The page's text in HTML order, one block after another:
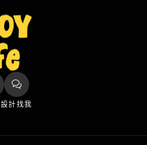
設計找我